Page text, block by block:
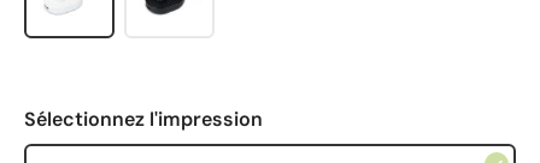
Sélectionnez l'impression